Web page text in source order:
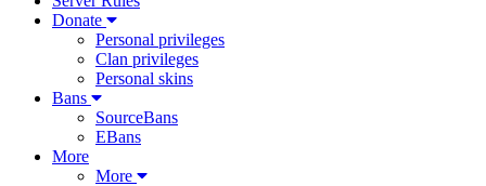
Donate
Personal privileges
Clan privileges
Personal skins
Bans
SourceBans
EBans
More
More